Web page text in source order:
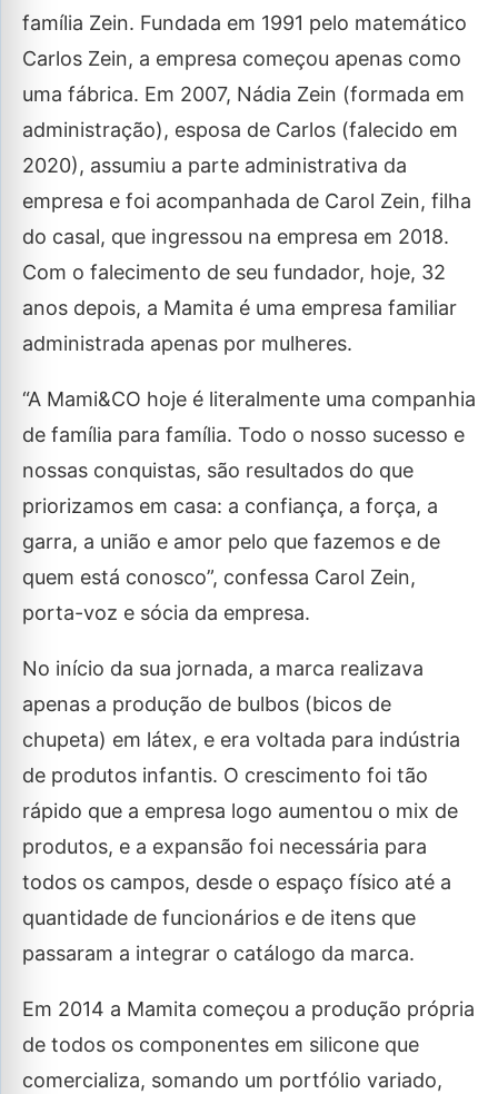
família Zein. Fundada em 1991 pelo matemático
Carlos Zein, a empresa começou apenas como
uma fábrica. Em 2007, Nádia Zein (formada em
administração), esposa de Carlos (falecido em
2020), assumiu a parte administrativa da
empresa e foi acompanhada de Carol Zein, filha
do casal, que ingressou na empresa em 2018.
Com o falecimento de seu fundador, hoje, 32
anos depois, a Mamita é uma empresa familiar
administrada apenas por mulheres.
“A Mami&CO hoje é literalmente uma companhia
de família para família. Todo o nosso sucesso e
nossas conquistas, são resultados do que
priorizamos em casa: a confiança, a força, a
garra, a união e amor pelo que fazemos e de
quem está conosco”, confessa Carol Zein,
porta-voz e sócia da empresa.
No início da sua jornada, a marca realizava
apenas a produção de bulbos (bicos de
chupeta) em látex, e era voltada para indústria
de produtos infantis. O crescimento foi tão
rápido que a empresa logo aumentou o mix de
produtos, e a expansão foi necessária para
todos os campos, desde o espaço físico até a
quantidade de funcionários e de itens que
passaram a integrar o catálogo da marca.
Em 2014 a Mamita começou a produção própria
de todos os componentes em silicone que
comercializa, somando um portfólio variado,